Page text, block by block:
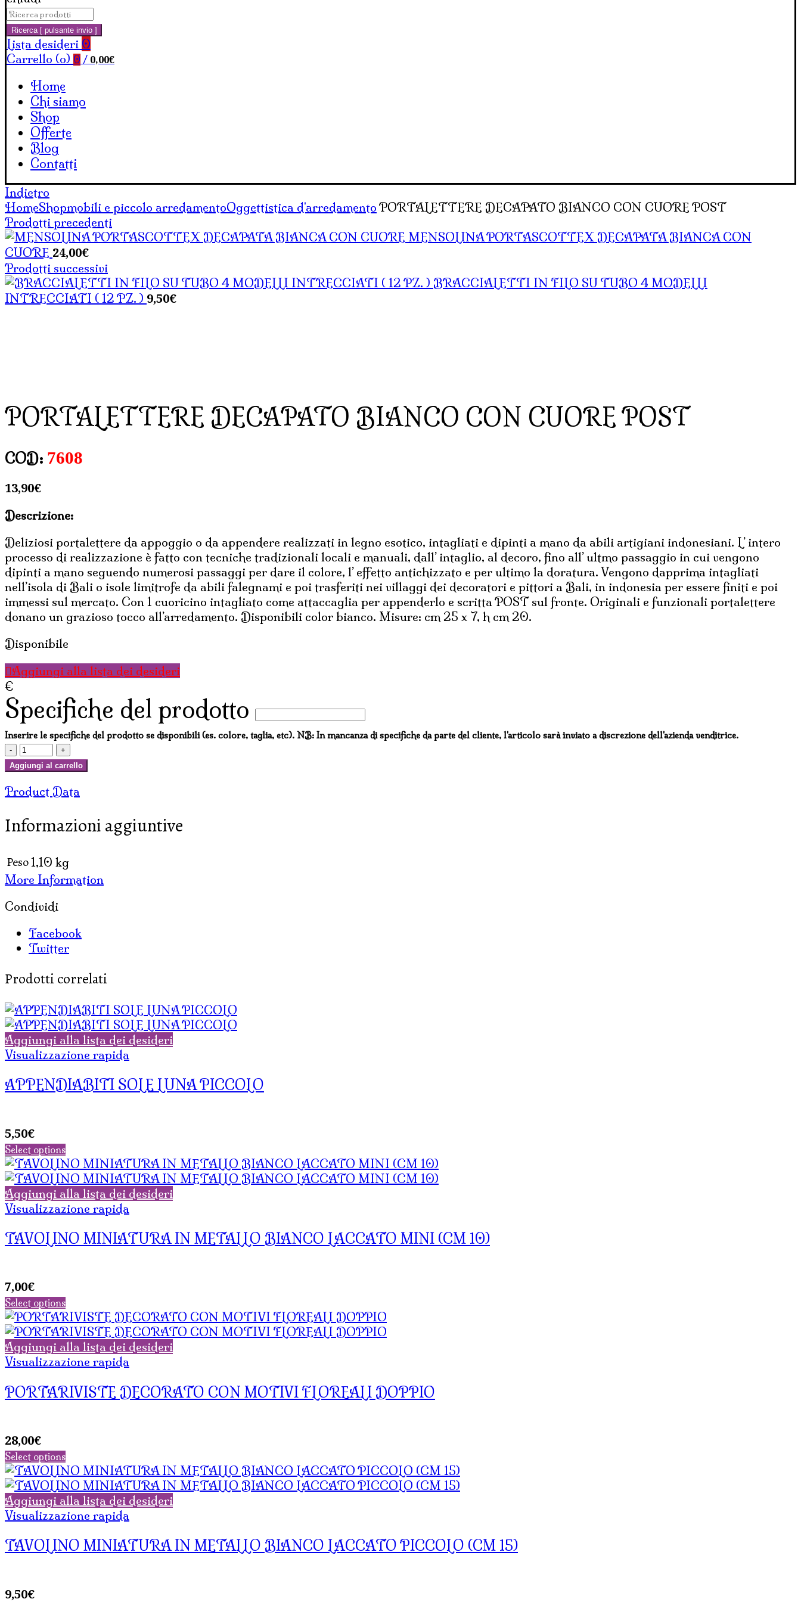
Carrello
Cerca:
Ricerca [ pulsante invio ]
Lista desideri 0
Carrello (o) 0 / 0,00€
Home
Chi siamo
Shop
Offerte
Blog
Contatti
Indietro
HomeShopmobili e piccolo arredamentoOggettistica d'arredamento PORTALETTERE DECAPATO BIANCO CON CUORE POST
Prodotti precedenti
MENSOLINA PORTASCOTTEX DECAPATA BIANCA CON
CUORE 24,00€
Prodotti successivi
BRACCIALETTI IN FILO SU TUBO 4 MODELLI
INTRECCIATI ( 12 PZ. ) 9,50€
PORTALETTERE DECAPATO BIANCO CON CUORE POST
COD: 7608
13,90€
Descrizione:
Deliziosi portalettere da appoggio o da appendere realizzati in legno esotico, intagliati e dipinti a mano da abili artigiani indonesiani. L’ intero
processo di realizzazione è fatto con tecniche tradizionali locali e manuali, dall’ intaglio, al decoro, fino all’ ultmo passaggio in cui vengono
dipinti a mano seguendo numerosi passaggi per dare il colore, l’ effetto antichizzato e per ultimo la doratura. Vengono dapprima intagliati
nell’isola di Bali o isole limitrofe da abili falegnami e poi trasferiti nei villaggi dei decoratori e pittori a Bali, in indonesia per essere finiti e poi
immessi sul mercato. Con 1 cuoricino intagliato come attaccaglia per appenderlo e scritta POST sul fronte. Originali e funzionali portalettere
donano un grazioso tocco all’arredamento. Disponibili color bianco. Misure: cm 25 x 7, h cm 20.
Disponibile
Aggiungi alla lista dei desideri
€
Specifiche del prodotto
Inserire le specifiche del prodotto se disponibili (es. colore, taglia, etc). NB: In mancanza di specifiche da parte del cliente, l'articolo sarà inviato a discrezione dell'azienda venditrice.
PORTALETTERE
DECAPATO
CON
POST
quantità
Aggiungi al carrello
Product Data
Informazioni aggiuntive
Peso1,10 kg
More Information
Condividi
Facebook
Twitter
Prodotti correlati
Aggiungi alla lista dei desideri
Visualizzazione rapida
APPENDIABITI SOLE LUNA PICCOLO
5,50€
Select options
Aggiungi alla lista dei desideri
Visualizzazione rapida
TAVOLINO MINIATURA IN METALLO BIANCO LACCATO MINI (CM 10)
7,00€
Select options
Aggiungi alla lista dei desideri
Visualizzazione rapida
PORTARIVISTE DECORATO CON MOTIVI FLOREALI DOPPIO
28,00€
Select options
Aggiungi alla lista dei desideri
Visualizzazione rapida
TAVOLINO MINIATURA IN METALLO BIANCO LACCATO PICCOLO (CM 15)
9,50€